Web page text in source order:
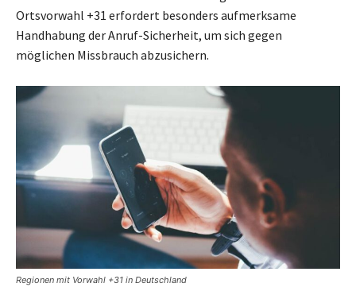
Ortsvorwahl +31 erfordert besonders aufmerksame
Handhabung der Anruf-Sicherheit, um sich gegen
möglichen Missbrauch abzusichern.
Regionen mit Vorwahl +31 in Deutschland